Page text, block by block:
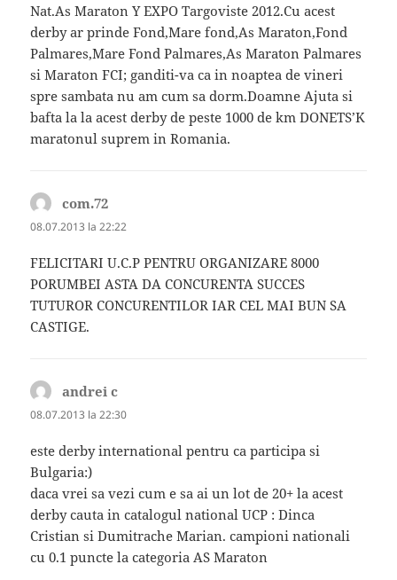
Nat.As Maraton Y EXPO Targoviste 2012.Cu acest
derby ar prinde Fond,Mare fond,As Maraton,Fond
Palmares,Mare Fond Palmares,As Maraton Palmares
si Maraton FCI; ganditi-va ca in noaptea de vineri
spre sambata nu am cum sa dorm.Doamne Ajuta si
bafta la la acest derby de peste 1000 de km DONETS’K
maratonul suprem in Romania.
com.72
08.07.2013 la 22:22
FELICITARI U.C.P PENTRU ORGANIZARE 8000
PORUMBEI ASTA DA CONCURENTA SUCCES
TUTUROR CONCURENTILOR IAR CEL MAI BUN SA
CASTIGE.
andrei c
08.07.2013 la 22:30
este derby international pentru ca participa si
Bulgaria:)
daca vrei sa vezi cum e sa ai un lot de 20+ la acest
derby cauta in catalogul national UCP : Dinca
Cristian si Dumitrache Marian. campioni nationali
cu 0.1 puncte la categoria AS Maraton